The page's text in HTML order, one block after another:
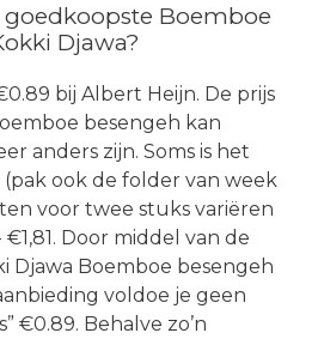
Boemboe
Djawa?
bij Albert Heijn. De prijs
besengeh kan
anders zijn. Soms is het
ook de folder van week
voor twee stuks variëren
Door middel van de
Djawa Boemboe besengeh
voldoe je geen
€0.89. Behalve zo’n